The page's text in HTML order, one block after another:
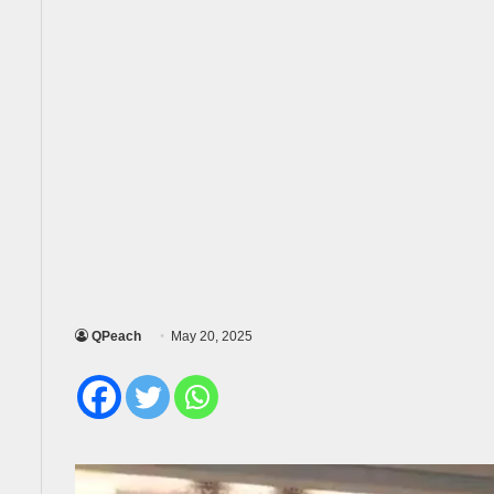
QPeach May 20, 2025